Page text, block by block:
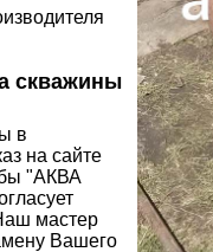
скважины
в
на сайте
"АКВА
мастер
Вашего